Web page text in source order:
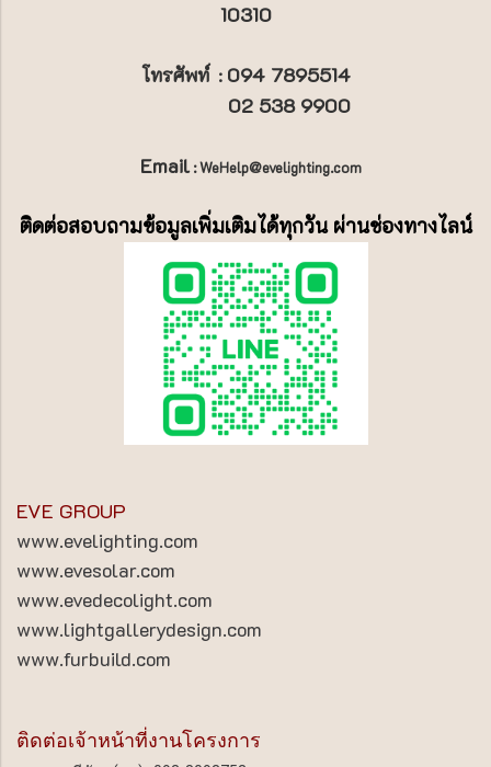
10310
โทรศัพท์: 094 7895514
02 538 9900
Email: WeHelp@evelighting.com
ติดต่อสอบถามข้อมูลเพิ่มเติมได้ทุกวัน ผ่านช่องทางไลน์
EVE GROUP
www.evelighting.com
www.evesolar.com
www.evedecolight.com
www.lightgallerydesign.com
www.furbuild.com
ติดต่อเจ้าหน้าที่งานโครงการ